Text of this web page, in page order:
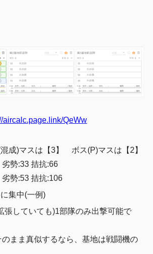
aircalc.page.link/QeWw
成)マスは【3】 ボス(P)マスは【2】
勢:33 拮抗:66
勢:53 拮抗:106
集中(一例)
張していても)1部隊のみ出撃可能で
まま真似するなら、基地は戦闘機の